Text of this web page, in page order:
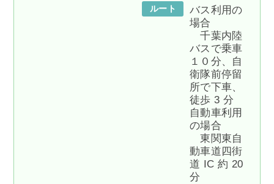
ルート
バス利用の
場合
千葉内陸
バスで乗車
１０分、自
衛隊前停留
所で下車、
徒歩 3 分
自動車利用
の場合
東関東自
動車道四街
道 IC 約 20
分